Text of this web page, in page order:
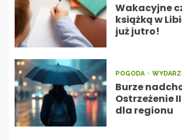
Wakacyjne
książką w
już jutro!
POGODA
Burze
Ostrzeżenie
dla regionu